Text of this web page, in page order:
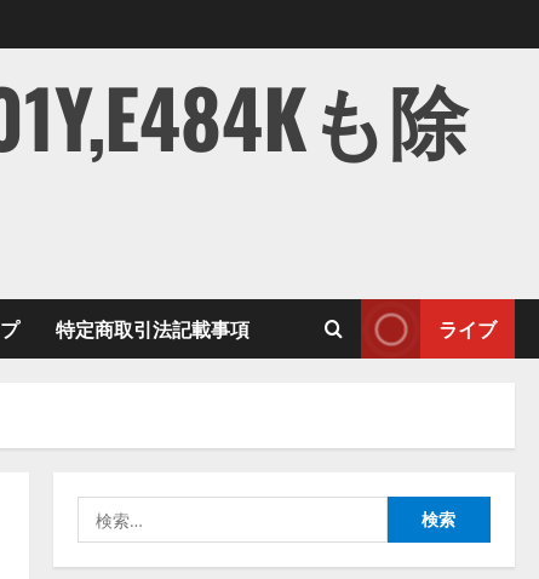
も除
特定商取引法記載事項 ライブ
索: